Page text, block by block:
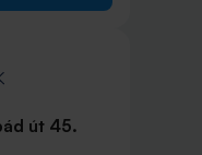
út 45.